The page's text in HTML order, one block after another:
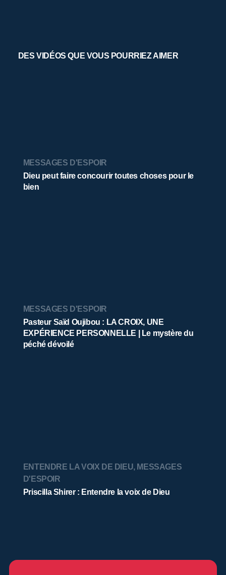
DES VIDÉOS QUE VOUS POURRIEZ AIMER
MESSAGES D'ESPOIR
Dieu peut faire concourir toutes choses pour le
bien
MESSAGES D'ESPOIR
Pasteur Saïd Oujibou : LA CROIX, UNE
EXPÉRIENCE PERSONNELLE | Le mystère du
péché dévoilé
ENTENDRE LA VOIX DE DIEU, MESSAGES
D'ESPOIR
Priscilla Shirer : Entendre la voix de Dieu